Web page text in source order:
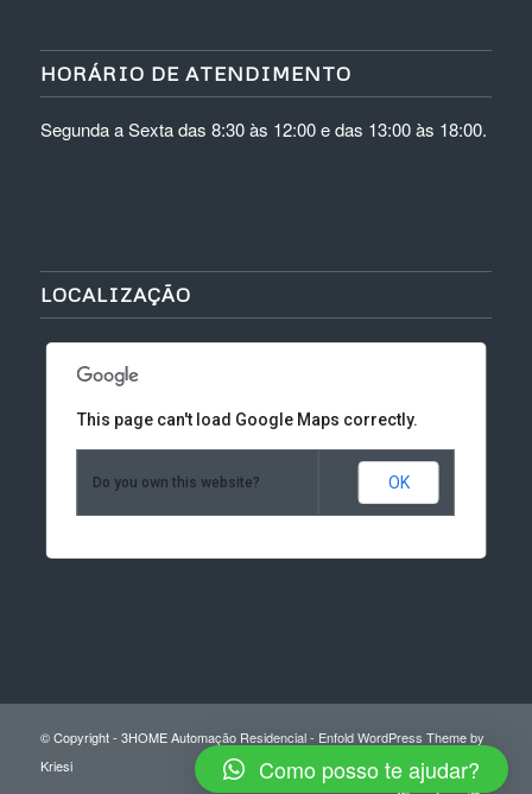
HORÁRIO DE ATENDIMENTO
Segunda a Sexta das 8:30 às 12:00 e das 13:00 às 18:00.
LOCALIZAÇÃO
This page can't load Google Maps correctly.
Do you own this website? OK
© Copyright - 3HOME Automação Residencial- Enfold WordPress Theme by
Kriesi
Como posso te ajudar?